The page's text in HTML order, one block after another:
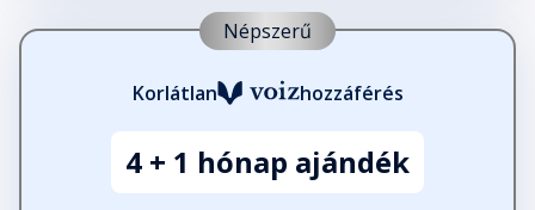
Népszerű
Korlátlan hozzáférés
4 + 1 hónap ajándék